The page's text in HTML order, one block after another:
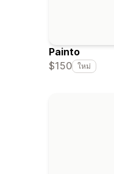
Painto
$150 ใหม่